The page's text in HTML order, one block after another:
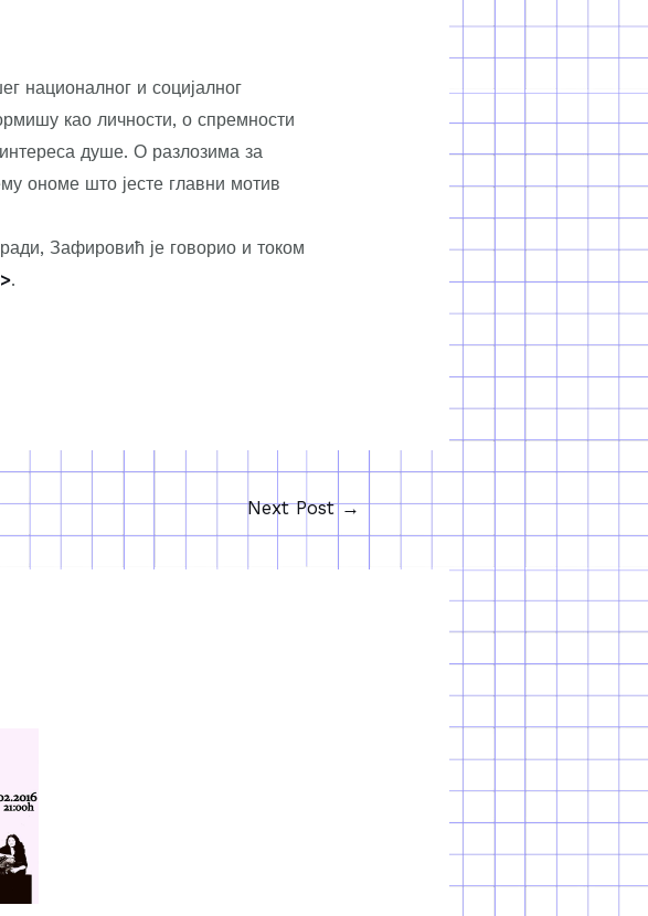
националног и социјалног
као личности, о спремности
душе. О разлозима за
ономе што јесте главни мотив
Зафировић је говорио и током
.
Next Post→